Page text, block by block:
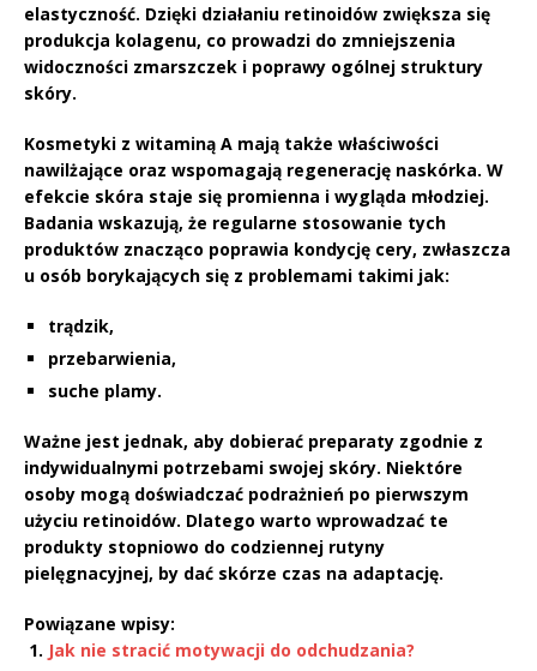
elastyczność. Dzięki działaniu retinoidów zwiększa się
produkcja kolagenu, co prowadzi do zmniejszenia
widoczności zmarszczek i poprawy ogólnej struktury
skóry.
Kosmetyki z witaminą A mają także właściwości
nawilżające oraz wspomagają regenerację naskórka. W
efekcie skóra staje się promienna i wygląda młodziej.
Badania wskazują, że regularne stosowanie tych
produktów znacząco poprawia kondycję cery, zwłaszcza
u osób borykających się z problemami takimi jak:
trądzik,
przebarwienia,
suche plamy.
Ważne jest jednak, aby dobierać preparaty zgodnie z
indywidualnymi potrzebami swojej skóry. Niektóre
osoby mogą doświadczać podrażnień po pierwszym
użyciu retinoidów. Dlatego warto wprowadzać te
produkty stopniowo do codziennej rutyny
pielęgnacyjnej, by dać skórze czas na adaptację.
Powiązane wpisy:
Jak nie stracić motywacji do odchudzania?